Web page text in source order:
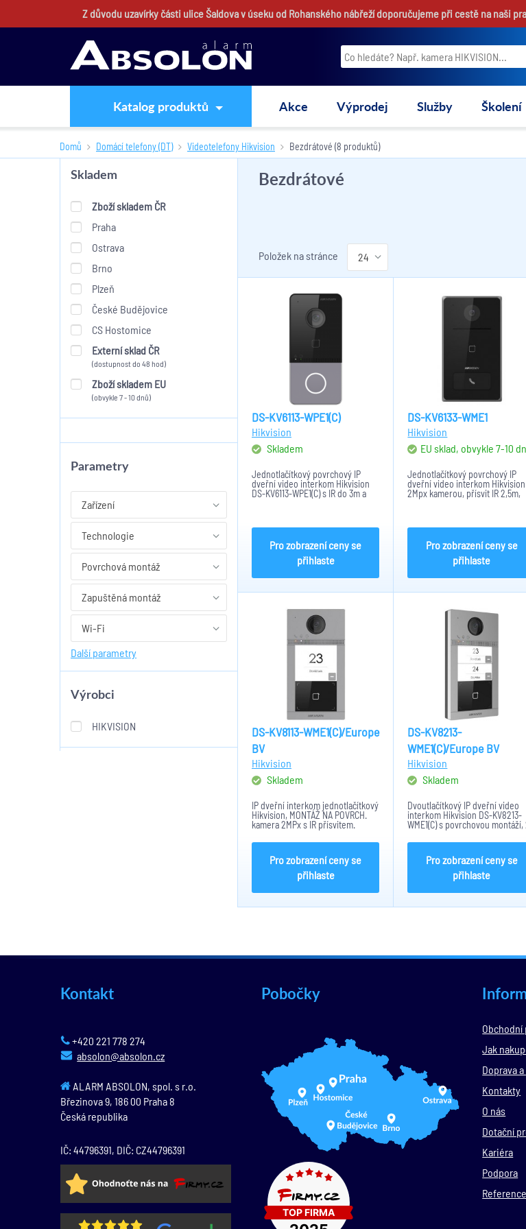
Z důvodu uzavírky části ulice Šaldova v úseku od Rohanského nábřeží doporučujeme při cestě na naši
Katalog produktů Akce Výprodej Služby Školení
Domů Domácí telefony (DT) Videotelefony Hikvision Bezdrátové (8 produktů)
Skladem
Zboží skladem ČR
Praha
Ostrava
Brno
Plzeň
České Budějovice
CS Hostomice
Externí sklad ČR
(dostupnost do 48 hod)
Zboží skladem EU
(obvykle 7 - 10 dnů)
Parametry
Zařízení
Technologie
Povrchová montáž
Zapuštěná montáž
Wi-Fi
Další parametry
Výrobci
HIKVISION
Bezdrátové
Položek na stránce
DS-KV6113-WPE1(C)
Hikvision
Skladem
Jednotlačítkový povrchový IP
dveřní video interkom Hikvision
DS-KV6113-WPE1(C) s IR do 3m a
Tamper, všesměrový...
Pro zobrazení ceny se
přihlaste
DS-KV6133-WME1
Hikvision
EU sklad, obvykle 7-10
Jednotlačítkový povrchový IP
dveřní video interkom
2Mpx kamerou, přísvit IR 2,5m,
120dB WDR, všesměrový
komunikace, všesměrový
mikrofon,...
Pro zobrazení ceny se
přihlaste
DS-KV8113-WME1(C)/Europe
BV
Hikvision
Skladem
IP dveřní interkom jednotlačítkový
Hikvision, MONTÁŽ NA POVRCH.
kamera 2MPx s IR přísvitem.
H.264. DWDR, mikrofonu a
reproduktor.. čtečka Mifare karet.,
1x RS-485, Wi-Fi 2,4GHz , 4X
Alarm, Tamper,IP65, IK08...
Pro zobrazení ceny se
přihlaste
DS-KV8213-
WME1(C)/Europe BV
Hikvision
Skladem
Dvoutlačítkový IP dveřní video
interkom Hikvision DS-KV8213-
WME1(C) s povrchovou montáží,
tlačítka, kamera s rozlišením
2MPx, IR 3m, mikrofon,
reproduktor, čtečka karet Mifare,
IP67, IK10, 12V DC
Pro zobrazení ceny se
přihlaste
Kontakt
+420 221 778 274
absolon@absolon.cz
ALARM ABSOLON, spol. s r.o.
Březinova 9,186 00 Praha 8
Česká republika
IČ: 44796391, DIČ: CZ44796391
Pobočky
Jak
Doprava
Kontakty
O nás
Dotační
Kariéra
Podpora
Reference